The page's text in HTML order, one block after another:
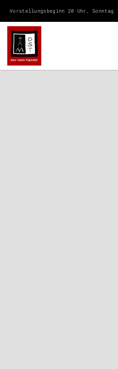
Vorstellungsbeginn 20 Uhr, Sonntag